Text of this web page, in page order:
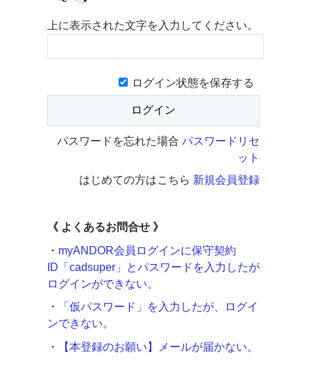
上に表示された文字を入力してください。
ログイン状態を保存する
パスワードを忘れた場合 パスワードリセ
ット
はじめての方はこちら 新規会員登録
《 よくあるお問合せ 》
・ myANDOR会員ログインに保守契約
ID「cadsuper」とパスワードを入力したが
ログインができない。
・
「仮パスワード」を入力したが、ログイ
ンできない。
・
【本登録のお願い】メールが届かない。